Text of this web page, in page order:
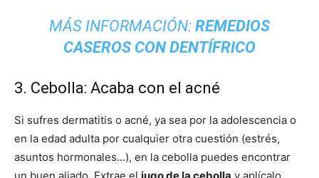
MÁS INFORMACIÓN: REMEDIOS
CASEROS CON DENTÍFRICO
3. Cebolla: Acaba con el acné
Si sufres dermatitis o acné, ya sea por la adolescencia o
en la edad adulta por cualquier otra cuestión (estrés,
asuntos hormonales…), en la cebolla puedes encontrar